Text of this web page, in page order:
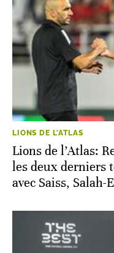
LIONS DE L'ATLAS
Lions de l’Atlas:
les deux derniers
avec Saiss, Salah-